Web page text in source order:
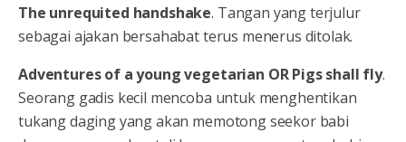
The unrequited handshake. Tangan yang terjulur
sebagai ajakan bersahabat terus menerus ditolak.
Adventures of a young vegetarian OR Pigs shall fly.
Seorang gadis kecil mencoba untuk menghentikan
tukang daging yang akan memotong seekor babi